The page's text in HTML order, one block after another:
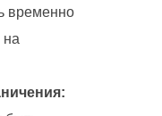
временно
на